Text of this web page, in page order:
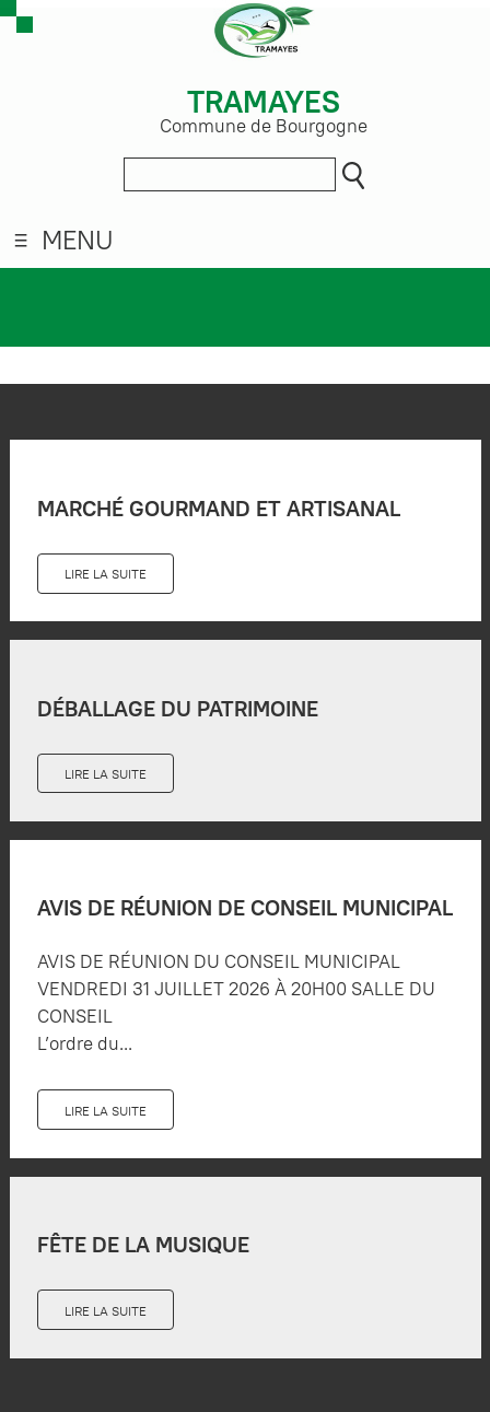
TRAMAYES
Commune de Bourgogne
MENU
MARCHÉ GOURMAND ET ARTISANAL
LIRE LA SUITE
DÉBALLAGE DU PATRIMOINE
LIRE LA SUITE
AVIS DE RÉUNION DE CONSEIL MUNICIPAL
AVIS DE RÉUNION DU CONSEIL MUNICIPAL
VENDREDI 31 JUILLET 2026 À 20H00 SALLE DU
CONSEIL
L’ordre du...
LIRE LA SUITE
FÊTE DE LA MUSIQUE
LIRE LA SUITE